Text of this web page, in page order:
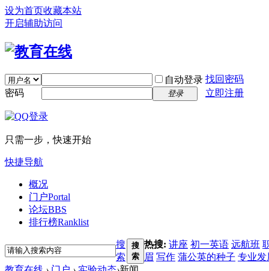
设为首页收藏本站
开启辅助访问
自动登录 找回密码
密码
登录 立即注册
只需一步，快速开始
快捷导航
概况
门户Portal
论坛BBS
排行榜Ranklist
搜
索
搜
索
热搜: 讲座 初一英语 远航班
眉 写作 蒲公英的种子 专业发